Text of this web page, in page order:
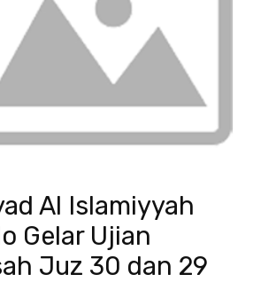
Al Islamiyyah
Gelar Ujian
Juz 30 dan 29